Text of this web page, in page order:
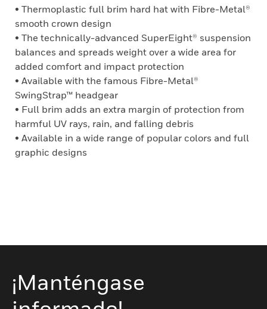
• Thermoplastic full brim hard hat with Fibre-Metal®
smooth crown design
• The technically-advanced SuperEight® suspension
balances and spreads weight over a wide area for
added comfort and impact protection
• Available with the famous Fibre-Metal®
SwingStrap™ headgear
• Full brim adds an extra margin of protection from
harmful UV rays, rain, and falling debris
• Available in a wide range of popular colors and full
graphic designs
¡Manténgase